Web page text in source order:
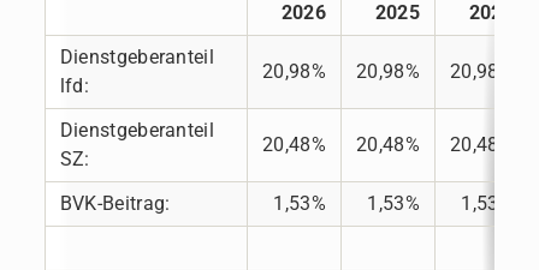
2026 2025
2024
Dienstgeberanteil
lfd:
20,98% 20,98% 20,98%
Dienstgeberanteil
SZ:
20,48% 20,48% 20,48%
BVK-Beitrag: 1,53% 1,53% 1,53%